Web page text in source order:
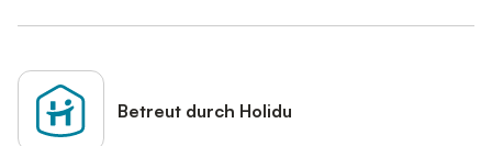
Betreut durch Holidu